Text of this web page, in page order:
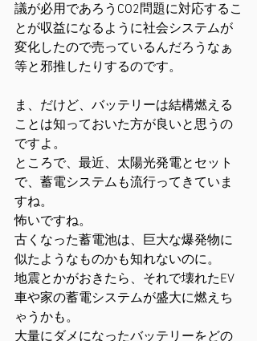
議が必用であろうCO2問題に対応するこ
とが収益になるように社会システムが
変化したので売っているんだろうなぁ
等と邪推したりするのです。
ま、だけど、バッテリーは結構燃える
ことは知っておいた方が良いと思うの
ですよ。
ところで、最近、太陽光発電とセット
で、蓄電システムも流行ってきていま
すね。
怖いですね。
古くなった蓄電池は、巨大な爆発物に
似たようなものかも知れないのに。
地震とかがおきたら、それで壊れたEV
車や家の蓄電システムが盛大に燃えち
ゃうかも。
大量にダメになったバッテリーをどの